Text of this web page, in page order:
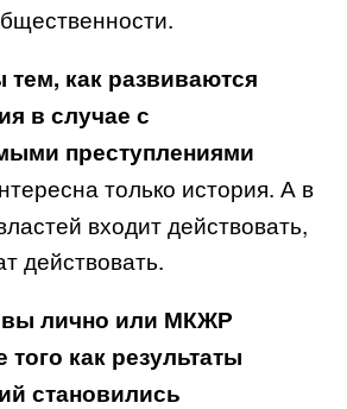
как развиваются
в случае с
преступлениями
только история. А в
входит действовать,
действовать.
лично или МКЖР
как результаты
становились